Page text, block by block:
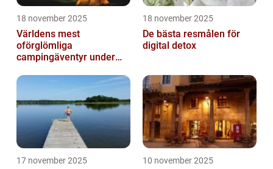
18 november 2025
Världens mest
oförglömliga
campingäventyr under
18 november 2025
De bästa resmålen för
digital detox
17 november 2025 10 november 2025